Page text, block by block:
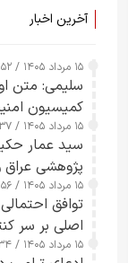
آخرین اخبار
۱۵ مرداد ۱۴۰۵ / ۱۹:۵۲
سلیمی: متن
کمیسیون
۱۵ مرداد ۱۴۰۵ / ۱۹:۳۷
سید عمار
پژوهشی عراق
۱۵ مرداد ۱۴۰۵ / ۱۲:۵۶
توافق
اصلی بر سر
۱۵ مرداد ۱۴۰۵ / ۰۸:۳۴